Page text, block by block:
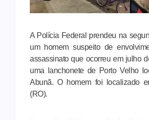
A Polícia Federal prendeu na
um homem suspeito de
assassinato que ocorreu em julho
uma lanchonete de Porto Velho
Abunã. O homem foi localizado
(RO).